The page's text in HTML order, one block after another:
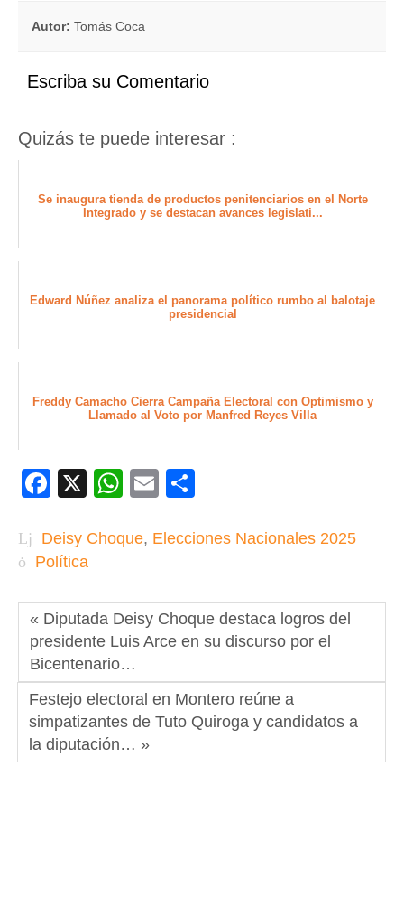
Autor: Tomás Coca
Escriba su Comentario
Quizás te puede interesar :
Se inaugura tienda de productos penitenciarios en el Norte
Integrado y se destacan avances legislati...
Edward Núñez analiza el panorama político rumbo al balotaje
presidencial
Freddy Camacho Cierra Campaña Electoral con Optimismo y
Llamado al Voto por Manfred Reyes Villa
Facebook
X WhatsApp
Email
Deisy Choque, Elecciones Nacionales 2025
Política
« Diputada Deisy Choque destaca logros del
presidente Luis Arce en su discurso por el
Bicentenario…
Festejo electoral en Montero reúne a
simpatizantes de Tuto Quiroga y candidatos a
la diputación… »